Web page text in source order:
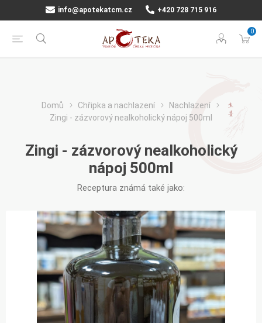
info@apotekatcm.cz +420 728 715 916
0
Domů Chřipka a nachlazení
Nachlazení
Zingi - zázvorový nealkoholický nápoj 500ml
Zingi - zázvorový nealkoholický
nápoj 500ml
Receptura známá také jako: